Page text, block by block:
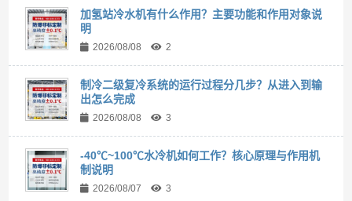
加氢站冷水机有什么作用？主要功能和作用对象说
明
2026/08/08 2
制冷二级复冷系统的运行过程分几步？从进入到输
出怎么完成
2026/08/08 3
-40℃~100℃水冷机如何工作？核心原理与作用机
制说明
2026/08/07 3